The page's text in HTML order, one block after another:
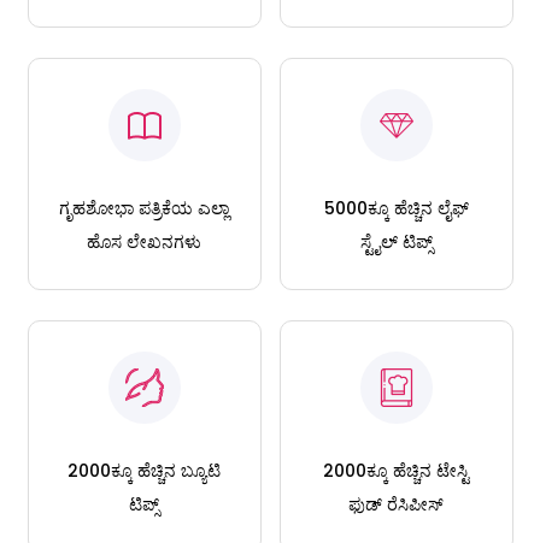
ಗೃಹಶೋಭಾ ಪತ್ರಿಕೆಯ ಎಲ್ಲಾ
ಹೊಸ ಲೇಖನಗಳು
5000ಕ್ಕೂ ಹೆಚ್ಚಿನ ಲೈಫ್
ಸ್ಟೈಲ್ ಟಿಪ್ಸ್
2000ಕ್ಕೂ ಹೆಚ್ಚಿನ ಬ್ಯೂಟಿ
ಟಿಪ್ಸ್
2000ಕ್ಕೂ ಹೆಚ್ಚಿನ ಟೇಸ್ಟಿ
ಫುಡ್ ರೆಸಿಪೀಸ್